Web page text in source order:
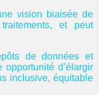
vision biaisée de
et peut
de données et
d’élargir
inclusive, équitable